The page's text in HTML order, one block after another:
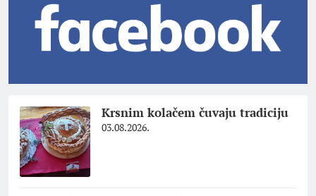
Krsnim kolačem čuvaju tradiciju
03.08.2026.